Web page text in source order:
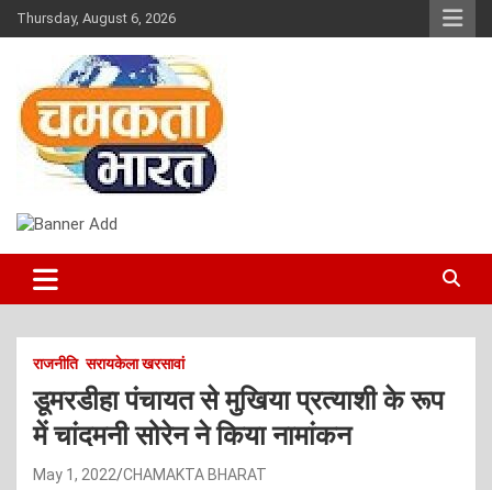
Skip
to
Thursday, August 6, 2026
CHAMAKTA BHARAT
राजनीति सरायकेला खरसावां
डूमरडीहा पंचायत से मुखिया प्रत्याशी के रूप
में चांदमनी सोरेन ने किया नामांकन
May 1, 2022 CHAMAKTA BHARAT